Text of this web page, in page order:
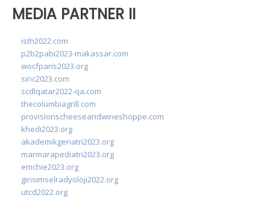
MEDIA PARTNER II
isth2022.com
p2b2pabi2023-makassar.com
wocfparis2023.org
sinc2023.com
scdlqatar2022-qa.com
thecolumbiagrill.com
provisionscheeseandwineshoppe.com
khedi2023.org
akademikgeriatri2023.org
marmarapediatri2023.org
emchie2023.org
girisimselradyoloji2022.org
utcd2022.org